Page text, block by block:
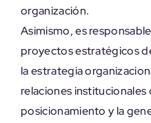
organización.
Asimismo, es
proyectos estratégicos
la estrategia
relaciones institucionales
posicionamiento y la